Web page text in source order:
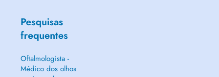
Pesquisas
frequentes
Oftalmologista -
Médico dos olhos